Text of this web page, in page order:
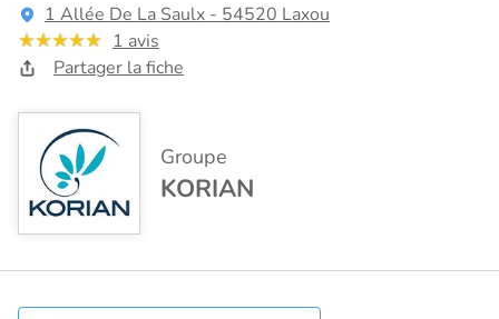
1 Allée De La Saulx - 54520 Laxou
1 avis
Partager la fiche
Groupe
KORIAN